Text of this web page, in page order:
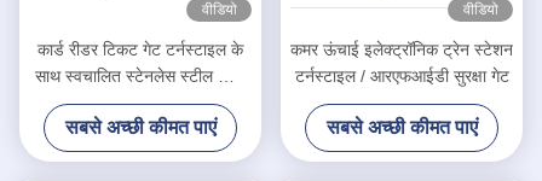
वीडियो
कार्ड रीडर टिकट गेट टर्नस्टाइल के
साथ स्वचालित स्टेनलेस स्टील स्विंग
बैरियर टर्नस्टाइल
सबसे अच्छी कीमत पाएं
वीडियो
कमर ऊंचाई इलेक्ट्रॉनिक ट्रेन स्टेशन
टर्नस्टाइल / आरएफआईडी सुरक्षा गेट
सबसे अच्छी कीमत पाएं